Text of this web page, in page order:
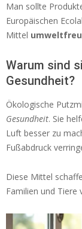
Man sollte
Europäischen
Mittel
Warum sind
Gesundheit?
Ökologische
Gesundheit. Sie
Luft besser zu
Fußabdruck
Diese Mittel
Familien und Tiere